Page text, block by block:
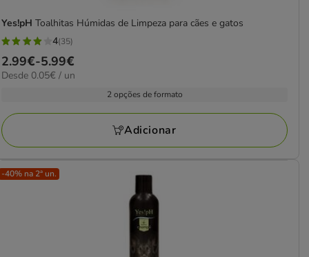
Yes!pH Toalhitas Húmidas de Limpeza para cães e gatos
4
estrelas
com
avaliações
4(35)
Preço
de
5.99€
2.99€-5.99€
0.05€
Desde 0.05€ / un
2 opções de formato
Adicionar
-40% na 2ª un.